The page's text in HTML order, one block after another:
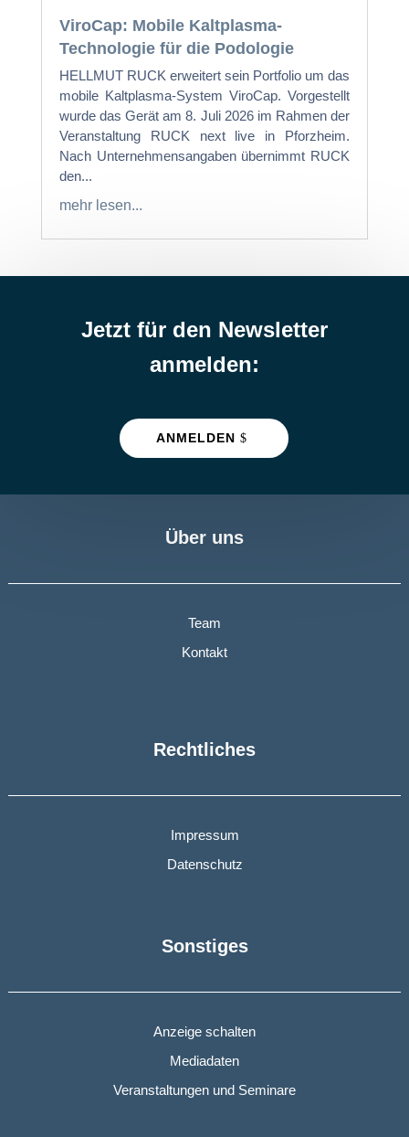
ViroCap: Mobile Kaltplasma-
Technologie für die Podologie
HELLMUT RUCK erweitert sein Portfolio um das
mobile Kaltplasma-System ViroCap. Vorgestellt
wurde das Gerät am 8. Juli 2026 im Rahmen der
Veranstaltung RUCK next live in Pforzheim.
Nach Unternehmensangaben übernimmt RUCK
den...
mehr lesen...
Jetzt für den Newsletter
anmelden:
ANMELDEN
Über uns
Team
Kontakt
Rechtliches
Impressum
Datenschutz
Sonstiges
Anzeige schalten
Mediadaten
Veranstaltungen und Seminare